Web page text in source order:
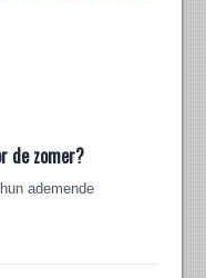
de zomer?
ademende